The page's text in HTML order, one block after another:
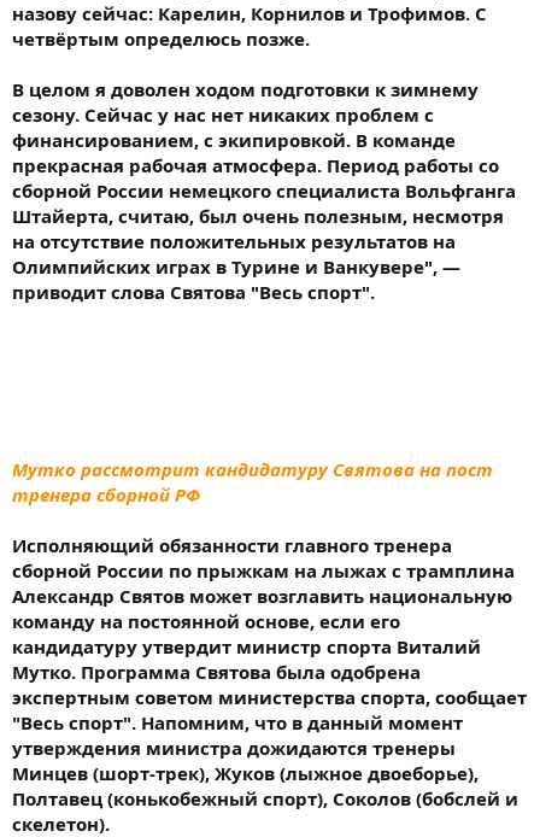
назову сейчас: Карелин, Корнилов и Трофимов. С
четвёртым определюсь позже.
В целом я доволен ходом подготовки к зимнему
сезону. Сейчас у нас нет никаких проблем с
финансированием, с экипировкой. В команде
прекрасная рабочая атмосфера. Период работы со
сборной России немецкого специалиста Вольфганга
Штайерта, считаю, был очень полезным, несмотря
на отсутствие положительных результатов на
Олимпийских играх в Турине и Ванкувере", —
приводит слова Святова "Весь спорт".
Мутко рассмотрит кандидатуру Святова на пост
тренера сборной РФ
Исполняющий обязанности главного тренера
сборной России по прыжкам на лыжах с трамплина
Александр Святов может возглавить национальную
команду на постоянной основе, если его
кандидатуру утвердит министр спорта Виталий
Мутко. Программа Святова была одобрена
экспертным советом министерства спорта, сообщает
"Весь спорт". Напомним, что в данный момент
утверждения министра дожидаются тренеры
Минцев (шорт-трек), Жуков (лыжное двоеборье),
Полтавец (конькобежный спорт), Соколов (бобслей и
скелетон).